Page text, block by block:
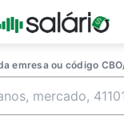
emresa ou código